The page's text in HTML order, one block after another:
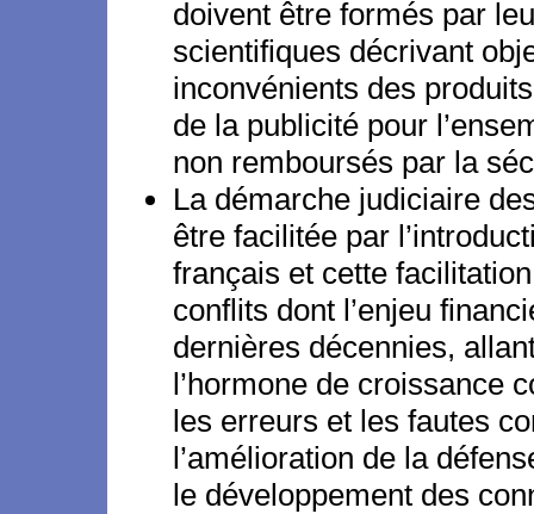
doivent être formés par
scientifiques décrivant
inconvénients des
de la publicité pour
non remboursés par la
La démarche judiciaire
être facilitée par
français et cette
conflits dont l’enjeu
dernières décennies,
l’hormone de croissance
les erreurs et les fautes
l’amélioration de la
le développement des